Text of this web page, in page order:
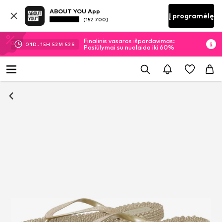
ABOUT YOU App
(152 700) Į programėlę
01D. 15H 52M 52 S
Finalinis vasaros išpardavimas:
Pasiūlymai su nuolaida iki 60%